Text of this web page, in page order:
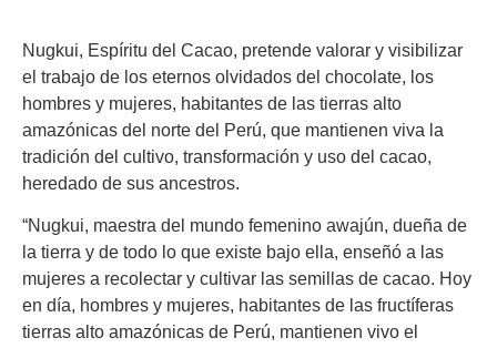
Nugkui, Espíritu del Cacao, pretende valorar y visibilizar
el trabajo de los eternos olvidados del chocolate, los
hombres y mujeres, habitantes de las tierras alto
amazónicas del norte del Perú, que mantienen viva la
tradición del cultivo, transformación y uso del cacao,
heredado de sus ancestros.
“Nugkui, maestra del mundo femenino awajún, dueña de
la tierra y de todo lo que existe bajo ella, enseñó a las
mujeres a recolectar y cultivar las semillas de cacao. Hoy
en día, hombres y mujeres, habitantes de las fructíferas
tierras alto amazónicas de Perú, mantienen vivo el